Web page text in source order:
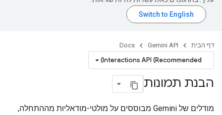
דף הבית Gemini API
Docs
Interactions API (Recommended)
הבנת תמונות
מודלים של Gemini מבוססים על מולטי-מודאליות מההתחלה,